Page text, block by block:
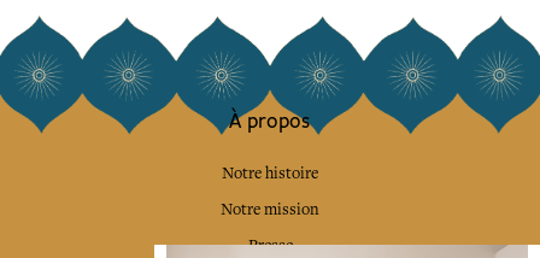
À propos
Notre histoire
Notre mission
Presse